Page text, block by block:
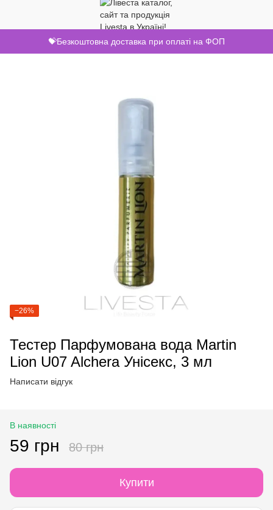
💝Безкоштовна доставка при оплаті на ФОП
−26%
Тестер Парфумована вода Martin
Lion U07 Alchera Унісекс, 3 мл
Написати відгук
В наявності
59 грн 80 грн
Купити